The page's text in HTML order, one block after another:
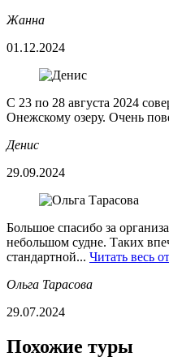
Жанна
01.12.2024
С 23 по 28 августа 2024
Онежскому озеру. Очень
Денис
29.09.2024
Большое спасибо за
небольшом судне. Таких
стандартной... Читать весь
Ольга Тарасова
29.07.2024
Похожие туры